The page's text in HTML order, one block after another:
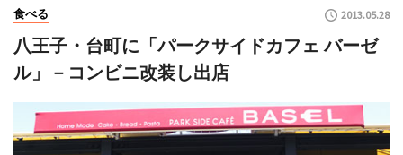
食べる 2013.05.28
八王子・台町に「パークサイドカフェ バーゼ
ル」－コンビニ改装し出店